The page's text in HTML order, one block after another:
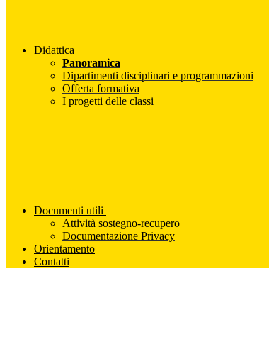
Didattica
Panoramica
Dipartimenti disciplinari e programmazioni
Offerta formativa
I progetti delle classi
Documenti utili
Attività sostegno-recupero
Documentazione Privacy
Orientamento
Contatti